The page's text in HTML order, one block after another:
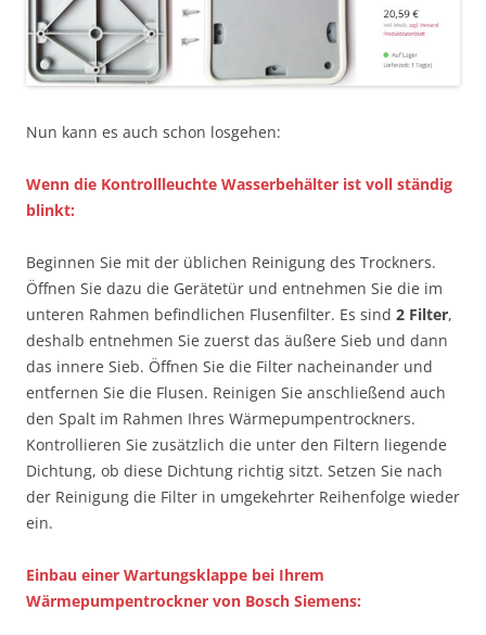
Nun kann es auch schon losgehen:
Wenn die Kontrollleuchte Wasserbehälter ist voll ständig
blinkt:
Beginnen Sie mit der üblichen Reinigung des Trockners.
Öffnen Sie dazu die Gerätetür und entnehmen Sie die im
unteren Rahmen befindlichen Flusenfilter. Es sind 2 Filter,
deshalb entnehmen Sie zuerst das äußere Sieb und dann
das innere Sieb. Öffnen Sie die Filter nacheinander und
entfernen Sie die Flusen. Reinigen Sie anschließend auch
den Spalt im Rahmen Ihres Wärmepumpentrockners.
Kontrollieren Sie zusätzlich die unter den Filtern liegende
Dichtung, ob diese Dichtung richtig sitzt. Setzen Sie nach
der Reinigung die Filter in umgekehrter Reihenfolge wieder
ein.
Einbau einer Wartungsklappe bei Ihrem
Wärmepumpentrockner von Bosch Siemens: